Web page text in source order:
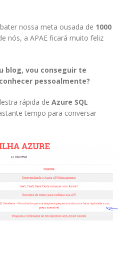
nossa meta ousada de 1000
nós, a APAE ficará muito feliz
blog, vou conseguir te
pessoalmente?
rápida de Azure SQL
tempo para conversar